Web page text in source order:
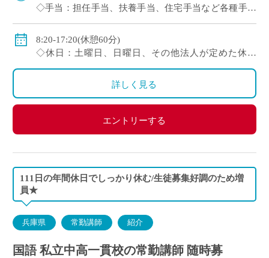
◇手当：担任手当、扶養手当、住宅手当など各種手当
◇保険：私学共済、雇用保険、労災保険
8:20-17:20(休憩60分)
◇休日：土曜日、日曜日、その他法人が定めた休日
・イベント等で休日出勤した場合は振替休日あり
詳しく見る
エントリーする
111日の年間休日でしっかり休む/生徒募集好調のため増
員★
兵庫県 常勤講師 紹介
国語 私立中高一貫校の常勤講師 随時募